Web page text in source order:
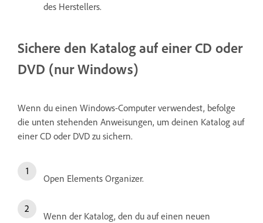
des Herstellers.
Sichere den Katalog auf einer CD oder
DVD (nur Windows)
Wenn du einen Windows-Computer verwendest, befolge
die unten stehenden Anweisungen, um deinen Katalog auf
einer CD oder DVD zu sichern.
Open Elements Organizer.
Wenn der Katalog, den du auf einen neuen